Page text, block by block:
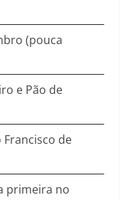
(pouca
e Pão de
Francisco de
primeira no